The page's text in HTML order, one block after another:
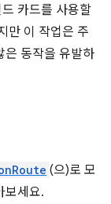
카드를 사용할
만 이 작업은 주
은 동작을 유발하
(으)로 모
보세요.